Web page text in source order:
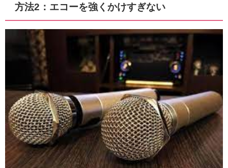
方法2：エコーを強くかけすぎない